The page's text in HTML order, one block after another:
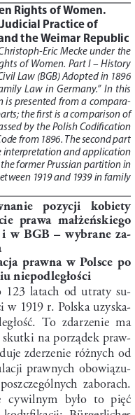
Rights of Women.
Practice of
the Weimar Republic
Eric  Mecke  under  the
of  Women.  Part  I  –  History
Law (BGB) Adopted in 1896
Law  in  Germany.”  In  this
is  presented  from  a  compara-
the first is a comparison of
by the Polish Codification
from 1896. The second part
interpretation and application
former Prussian partition in
1919 and 1939 in family
pozycji   kobiety
prawa  małżeńskiego
i  w  BGB  –  wybrane  za-
prawna  w  Polsce  po
niepodległości
123  latach  od  utraty  su-
w 1919 r. Polska uzyska-
To  zdarzenie  ma
skutki na porządek praw-
zderzenie różnych od
prawnych  obowiązu-
zaborach.
cywilnym  było  to  pięć